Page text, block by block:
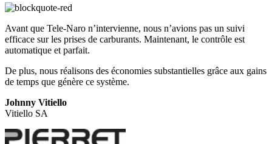
Avant que Tele-Naro n’intervienne, nous n’avions pas un suivi
efficace sur les prises de carburants. Maintenant, le contrôle est
automatique et parfait.
De plus, nous réalisons des économies substantielles grâce aux gains
de temps que génère ce système.
Johnny Vitiello
Vitiello SA